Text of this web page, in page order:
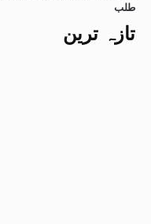
تازہ ترین
طلب